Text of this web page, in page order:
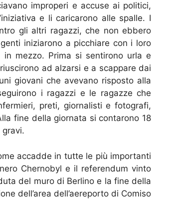
improperi e accuse ai politici,
e li caricarono alle spalle. I
gli altri ragazzi, che non ebbero
iniziarono a picchiare con i loro
mezzo. Prima si sentirono urla e
ad alzarsi e a scappare dai
giovani che avevano risposto alla
i ragazzi e le ragazze che
preti, giornalisti e fotografi,
fine della giornata si contarono 18
accadde in tutte le più importanti
Chernobyl e il referendum vinto
del muro di Berlino e la fine della
dell’area dell’aereporto di Comiso